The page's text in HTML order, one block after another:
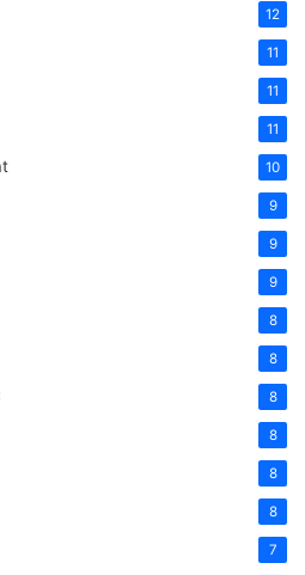
12
11
11
11
10
9
9
9
8
8
8
8
8
8
7